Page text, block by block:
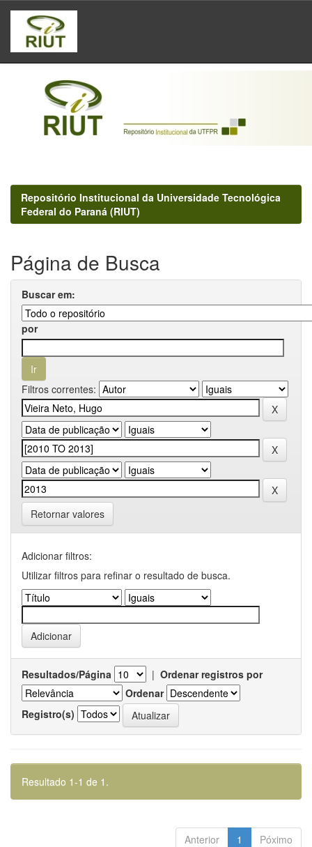
Skip
navigation
Repositório Institucional da Universidade Tecnológica
Federal do Paraná (RIUT)
Página de Busca
Buscar em:
por
Filtros correntes:
Retornar valores
Adicionar filtros:
Utilizar filtros para refinar o resultado de busca.
Resultados/Página | Ordenar registros por
Ordenar
Registro(s)
Resultado 1-1 de 1.
Anterior 1 Póximo